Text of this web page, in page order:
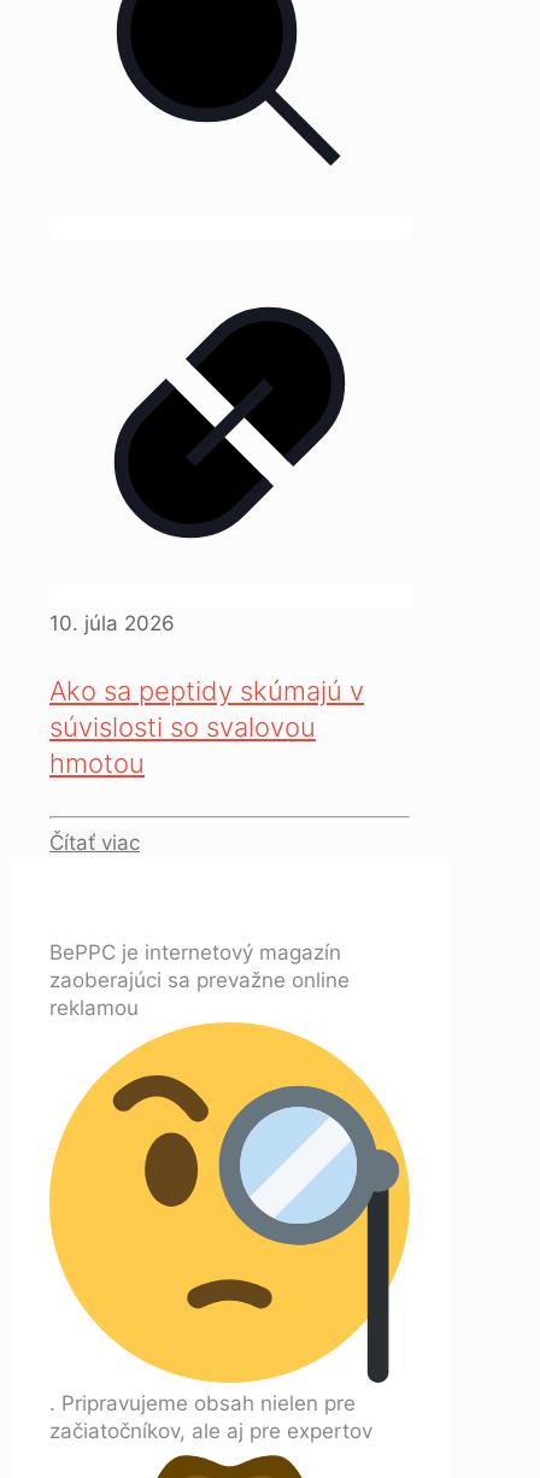
10. júla 2026
Ako sa peptidy skúmajú v
súvislosti so svalovou
hmotou
Čítať viac
BePPC je internetový magazín
zaoberajúci sa prevažne online
reklamou
. Pripravujeme obsah nielen pre
začiatočníkov, ale aj pre expertov